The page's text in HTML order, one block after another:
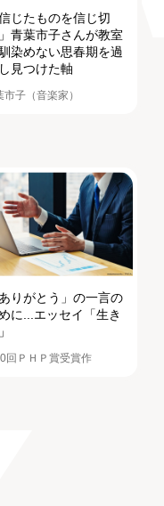
信じたものを信じ切
青葉市子さんが教室
染めない思春期を過
見つけた軸
市子（音楽家）
ありがとう」の一言の
に...エッセイ「生き
回ＰＨＰ賞受賞作